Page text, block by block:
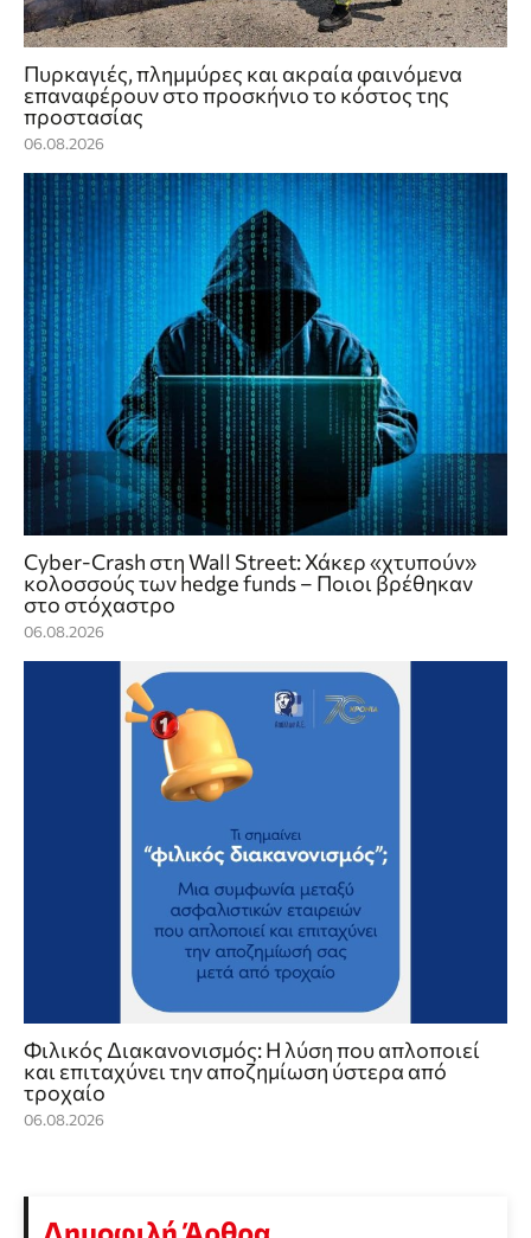
Πυρκαγιές, πλημμύρες και ακραία φαινόμενα
επαναφέρουν στο προσκήνιο το κόστος της
προστασίας
06.08.2026
Cyber-Crash στη Wall Street: Χάκερ «χτυπούν»
κολοσσούς των hedge funds – Ποιοι βρέθηκαν
στο στόχαστρο
06.08.2026
Φιλικός Διακανονισμός: Η λύση που απλοποιεί
και επιταχύνει την αποζημίωση ύστερα από
τροχαίο
06.08.2026
Δημοφιλή Άρθρα